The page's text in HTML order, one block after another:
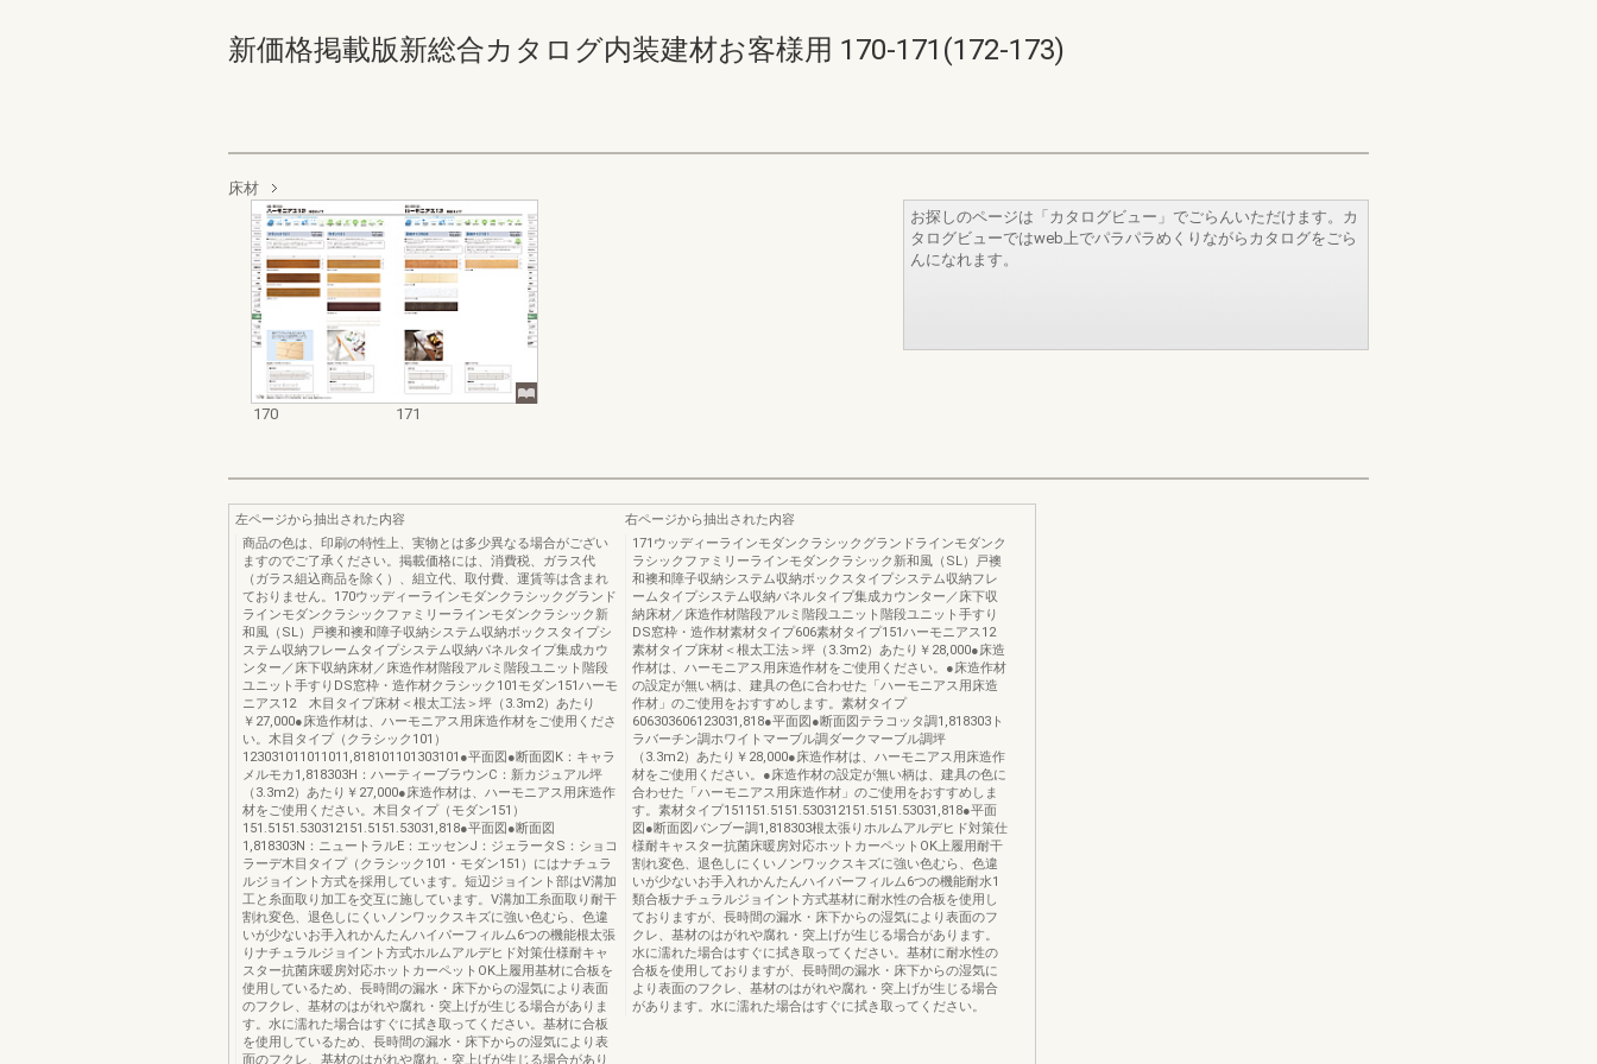
新価格掲載版新総合カタログ内装建材お客様用 170-171(172-173)
床材
170 171
お探しのページは「カタログビュー」でごらんいただけます。カ
タログビューではweb上でパラパラめくりながらカタログをごら
んになれます。
左ページから抽出された内容
商品の色は、印刷の特性上、実物とは多少異なる場合がござい
ますのでご了承ください。掲載価格には、消費税、ガラス代
（ガラス組込商品を除く）、組立代、取付費、運賃等は含まれ
ておりません。170ウッディーラインモダンクラシックグランド
ラインモダンクラシックファミリーラインモダンクラシック新
和風（SL）戸襖和襖和障子収納システム収納ボックスタイプシ
ステム収納フレームタイプシステム収納パネルタイプ集成カウ
ンター／床下収納床材／床造作材階段アルミ階段ユニット階段
ユニット手すりDS窓枠・造作材クラシック101モダン151ハーモ
ニアス12 木目タイプ床材＜根太工法＞坪（3.3m2）あたり
￥27,000●床造作材は、ハーモニアス用床造作材をご使用くださ
い。木目タイプ（クラシック101）
123031011011011,818101101303101●平面図●断面図K：キャラ
メルモカ1,818303H：ハーティーブラウンC：新カジュアル坪
（3.3m2）あたり￥27,000●床造作材は、ハーモニアス用床造作
材をご使用ください。木目タイプ（モダン151）
151.5151.530312151.5151.53031,818●平面図●断面図
1,818303N：ニュートラルE：エッセンJ：ジェラータS：ショコ
ラーデ木目タイプ（クラシック101・モダン151）にはナチュラ
ルジョイント方式を採用しています。短辺ジョイント部はV溝加
工と糸面取り加工を交互に施しています。V溝加工糸面取り耐干
割れ変色、退色しにくいノンワックスキズに強い色むら、色違
いが少ないお手入れかんたんハイパーフィルム6つの機能根太張
りナチュラルジョイント方式ホルムアルデヒド対策仕様耐キャ
スター抗菌床暖房対応ホットカーペットOK上履用基材に合板を
使用しているため、長時間の漏水・床下からの湿気により表面
のフクレ、基材のはがれや腐れ・突上げが生じる場合がありま
す。水に濡れた場合はすぐに拭き取ってください。基材に合板
を使用しているため、長時間の漏水・床下からの湿気により表
面のフクレ、基材のはがれや腐れ・突上げが生じる場合があり
右ページから抽出された内容
171ウッディーラインモダンクラシックグランドラインモダンク
ラシックファミリーラインモダンクラシック新和風（SL）戸襖
和襖和障子収納システム収納ボックスタイプシステム収納フレ
ームタイプシステム収納パネルタイプ集成カウンター／床下収
納床材／床造作材階段アルミ階段ユニット階段ユニット手すり
DS窓枠・造作材素材タイプ606素材タイプ151ハーモニアス12
素材タイプ床材＜根太工法＞坪（3.3m2）あたり￥28,000●床造
作材は、ハーモニアス用床造作材をご使用ください。●床造作材
の設定が無い柄は、建具の色に合わせた「ハーモニアス用床造
作材」のご使用をおすすめします。素材タイプ
606303606123031,818●平面図●断面図テラコッタ調1,818303ト
ラバーチン調ホワイトマーブル調ダークマーブル調坪
（3.3m2）あたり￥28,000●床造作材は、ハーモニアス用床造作
材をご使用ください。●床造作材の設定が無い柄は、建具の色に
合わせた「ハーモニアス用床造作材」のご使用をおすすめしま
す。素材タイプ151151.5151.530312151.5151.53031,818●平面
図●断面図バンブー調1,818303根太張りホルムアルデヒド対策仕
様耐キャスター抗菌床暖房対応ホットカーペットOK上履用耐干
割れ変色、退色しにくいノンワックスキズに強い色むら、色違
いが少ないお手入れかんたんハイパーフィルム6つの機能耐水1
類合板ナチュラルジョイント方式基材に耐水性の合板を使用し
ておりますが、長時間の漏水・床下からの湿気により表面のフ
クレ、基材のはがれや腐れ・突上げが生じる場合があります。
水に濡れた場合はすぐに拭き取ってください。基材に耐水性の
合板を使用しておりますが、長時間の漏水・床下からの湿気に
より表面のフクレ、基材のはがれや腐れ・突上げが生じる場合
があります。水に濡れた場合はすぐに拭き取ってください。